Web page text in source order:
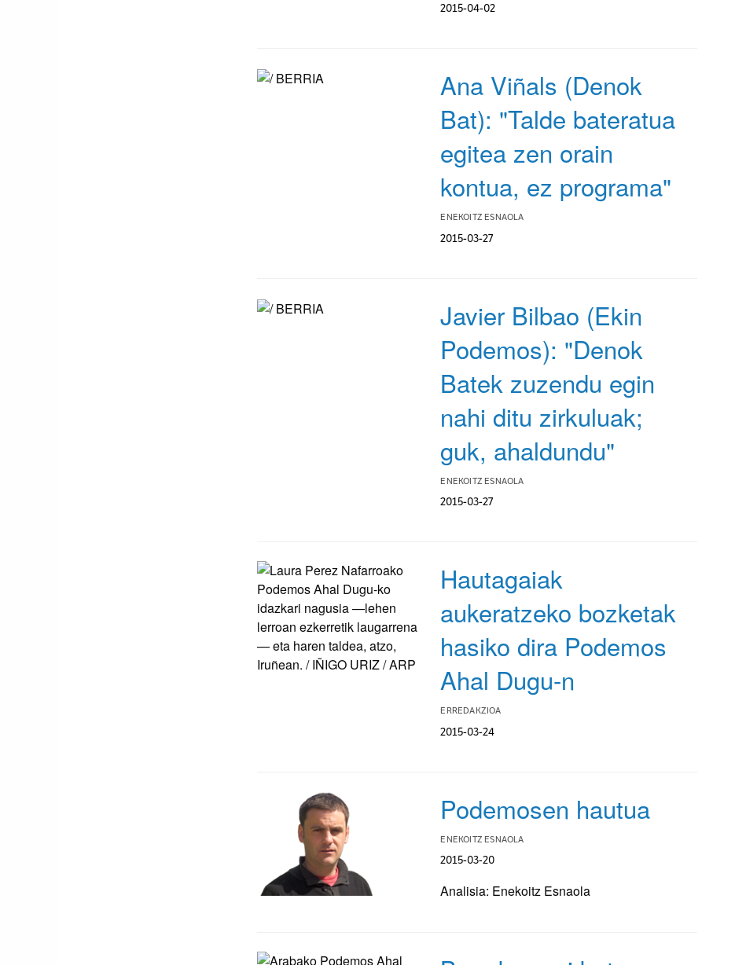
2015-04-02
Ana Viñals (Denok
Bat): "Talde bateratua
egitea zen orain
kontua, ez programa"
ENEKOITZ ESNAOLA
2015-03-27
Javier Bilbao (Ekin
Podemos): "Denok
Batek zuzendu egin
nahi ditu zirkuluak;
guk, ahaldundu"
ENEKOITZ ESNAOLA
2015-03-27
Hautagaiak
aukeratzeko bozketak
hasiko dira Podemos
Ahal Dugu-n
ERREDAKZIOA
2015-03-24
Podemosen hautua
ENEKOITZ ESNAOLA
2015-03-20
Analisia: Enekoitz Esnaola